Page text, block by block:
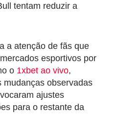
tentam reduzir a
a atenção de fãs que
esportivos por
o 1xbet ao vivo,
mudanças observadas
ajustes
para o restante da